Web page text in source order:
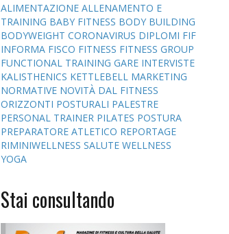
ALIMENTAZIONE ALLENAMENTO E
TRAINING BABY FITNESS BODY BUILDING
BODYWEIGHT CORONAVIRUS DIPLOMI FIF
INFORMA FISCO FITNESS FITNESS GROUP
FUNCTIONAL TRAINING GARE INTERVISTE
KALISTHENICS KETTLEBELL MARKETING
NORMATIVE NOVITÀ DAL FITNESS
ORIZZONTI POSTURALI PALESTRE
PERSONAL TRAINER PILATES POSTURA
PREPARATORE ATLETICO REPORTAGE
RIMINIWELLNESS SALUTE WELLNESS
YOGA
Stai consultando